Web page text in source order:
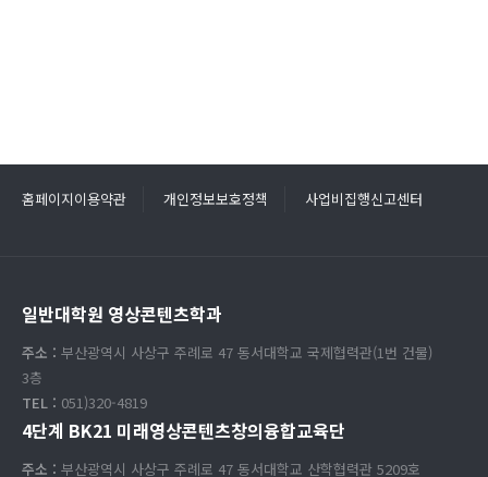
홈페이지이용약관 개인정보보호정책 사업비집행신고센터
일반대학원 영상콘텐츠학과
주소 : 부산광역시 사상구 주례로 47 동서대학교 국제협력관(1번 건물)
3층
TEL : 051)320-4819
4단계 BK21 미래영상콘텐츠창의융합교육단
주소 : 부산광역시 사상구 주례로 47 동서대학교 산학협력관 5209호